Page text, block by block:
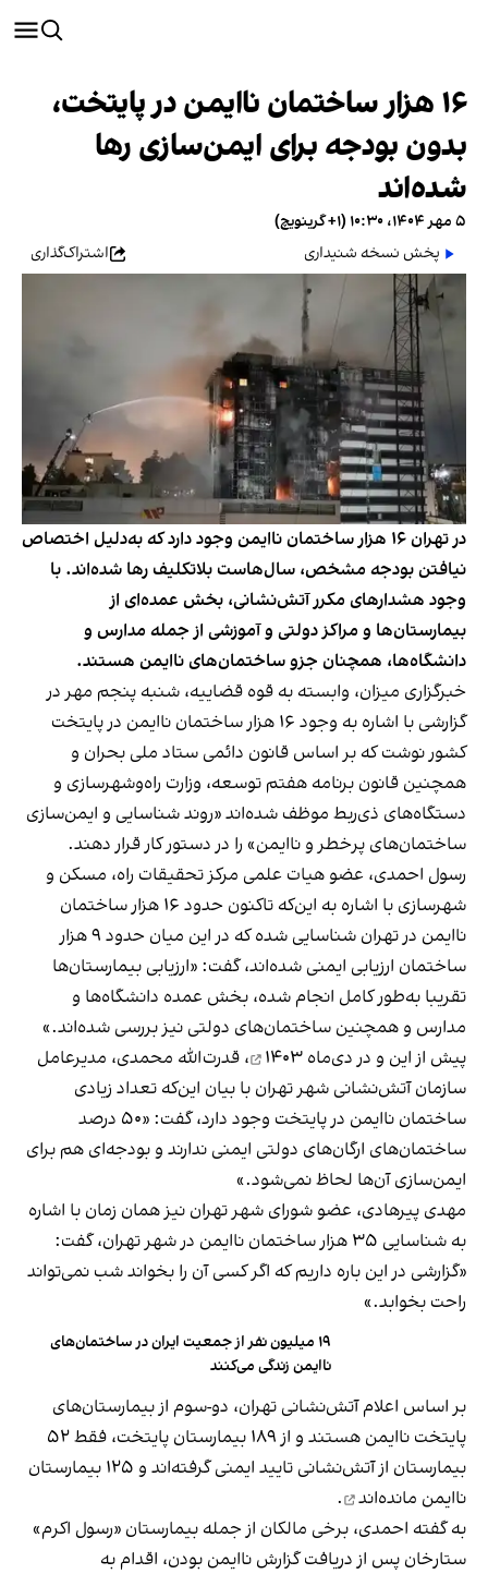
۱۶ هزار ساختمان ناایمن در پایتخت،
بدون بودجه برای ایمن‌سازی رها
شده‌اند
۵ مهر ۱۴۰۴، ۱۰:۳۰ (‎+۱ گرینویچ)
پخش نسخه شنیداری
اشتراک‌گذاری
در تهران ۱۶ هزار ساختمان ناایمن وجود دارد که به‌دلیل اختصاص
نیافتن بودجه مشخص، سال‌هاست بلاتکلیف رها شده‌اند. با
وجود هشدارهای مکرر آتش‌نشانی، بخش عمده‌ای از
بیمارستان‌ها و مراکز دولتی و آموزشی از جمله مدارس و
دانشگاه‌ها، همچنان جزو ساختمان‌های ناایمن هستند.
خبرگزاری میزان، وابسته به قوه قضاییه، شنبه پنجم مهر در
گزارشی با اشاره به وجود ۱۶ هزار ساختمان ناایمن در پایتخت
کشور نوشت که بر اساس قانون دائمی ستاد ملی بحران و
همچنین قانون برنامه هفتم توسعه، وزارت راه‌و‌شهرسازی و
دستگاه‌های ذی‌ربط موظف شده‌اند «روند شناسایی و ایمن‌سازی
ساختمان‌های پرخطر و ناایمن» را در دستور کار قرار دهند.
رسول احمدی، عضو هیات‌ علمی مرکز تحقیقات راه، مسکن و
شهرسازی با اشاره به این‌که تاکنون حدود ۱۶ هزار ساختمان
ناایمن در تهران شناسایی شده که در این میان حدود ۹ هزار
ساختمان ارزیابی ایمنی شده‌اند، گفت: «ارزیابی بیمارستان‌ها
تقریبا به‌طور کامل انجام شده، بخش عمده دانشگاه‌ها و
مدارس و همچنین ساختمان‌های دولتی نیز بررسی شده‌اند.»
پیش از این و در دی‌ماه ۱۴۰۳
، قدرت‌الله محمدی، مدیرعامل
سازمان آتش‌نشانی شهر تهران با بیان این‌که تعداد زیادی
ساختمان ناایمن در پایتخت وجود دارد، گفت: «۵۰ درصد
ساختمان‌های ارگان‌های دولتی ایمنی ندارند و بودجه‌ای هم برای
ایمن‌سازی آن‌ها لحاظ نمی‌شود.»
مهدی پیرهادی، عضو شورای شهر تهران نیز همان زمان با اشاره
به شناسایی ۳۵ هزار ساختمان ناایمن در شهر تهران، گفت:
«گزارشی در این باره داریم که اگر کسی آن را بخواند شب نمی‌تواند
راحت بخوابد.»
۱۹ میلیون نفر از جمعیت ایران در ساختمان‌های
ناایمن زندگی می‌کنند
بر اساس اعلام آتش‌نشانی تهران، دو-سوم از بیمارستان‌های
پایتخت ناایمن هستند و از ۱۸۹ بیمارستان پایتخت، فقط ۵۲
بیمارستان از آتش‌نشانی تایید ایمنی گرفته‌اند و ۱۲۵ بیمارستان
ناایمن مانده‌اند
.
به گفته احمدی، برخی مالکان از جمله بیمارستان «رسول اکرم»‌
ستارخان پس از دریافت گزارش ناایمن بودن، اقدام به